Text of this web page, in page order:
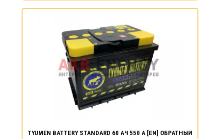
TYUMEN BATTERY STANDARD 60 АЧ 550 А [EN] ОБРАТНЫЙ